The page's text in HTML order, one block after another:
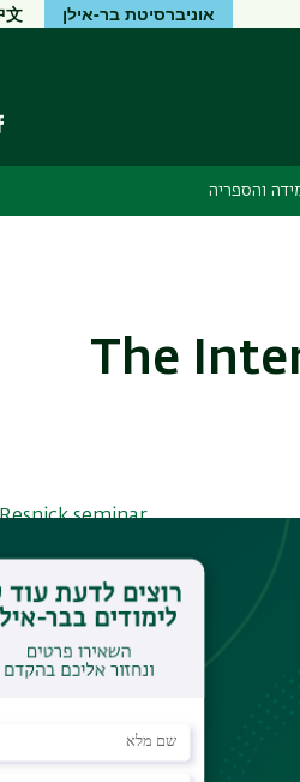
אוניברסיטת בר-אילן 文
והספריה
The
seminar
Add to Calendar
room - Resnick building 2nd floor
bosonic superfluids assumes
and are therefore
and (vorticity) charge.
mechanics -- the Kelvin